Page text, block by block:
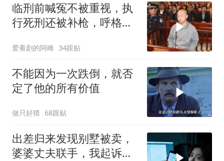
临刑前喊冤不被重视，执
行死刑还被补枪，呼格吉
爱看剧的阿峰 34跟贴
不能因为一次跌倒，就否
定了他的所有价值
做只好猹 68跟贴
出差归来发现别墅被卖，
婆婆丈夫联手，我起诉索